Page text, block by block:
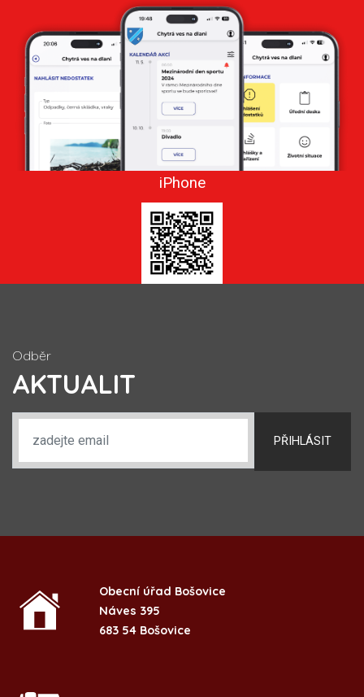
iPhone
Odběr
AKTUALIT
PŘIHLÁSIT
Obecní úřad Bošovice
Náves 395
683 54 Bošovice